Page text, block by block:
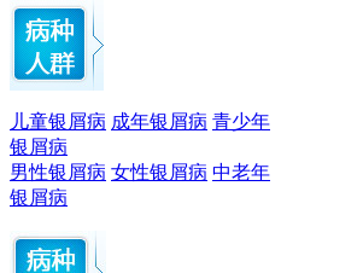
儿童银屑病 成年银屑病 青少年
银屑病
男性银屑病 女性银屑病 中老年
银屑病